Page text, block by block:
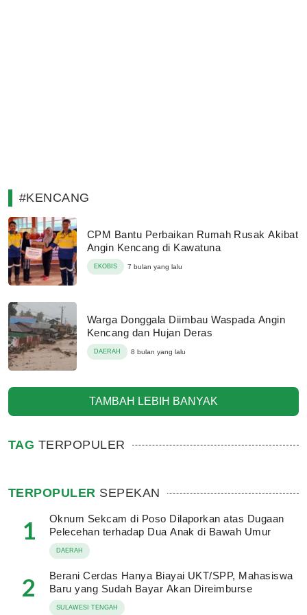
#KENCANG
CPM Bantu Perbaikan Rumah Rusak Akibat
Angin Kencang di Kawatuna
EKOBIS 7 bulan yang lalu
Warga Donggala Diimbau Waspada Angin
Kencang dan Hujan Deras
DAERAH 8 bulan yang lalu
TAMBAH LEBIH BANYAK
TAG TERPOPULER
TERPOPULER SEPEKAN
1
Oknum Sekcam di Poso Dilaporkan atas Dugaan
Pelecehan terhadap Dua Anak di Bawah Umur
DAERAH
2
Berani Cerdas Hanya Biayai UKT/SPP, Mahasiswa
Baru yang Sudah Bayar Akan Direimburse
SULAWESI TENGAH